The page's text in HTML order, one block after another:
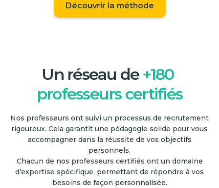
Découvrir la méthode
Un réseau de +180
professeurs certifiés
Nos professeurs ont suivi un processus de recrutement
rigoureux. Cela garantit une pédagogie solide pour vous
accompagner dans la réussite de vos objectifs
personnels.
Chacun de nos professeurs certifiés ont un domaine
d’expertise spécifique, permettant de répondre à vos
besoins de façon personnalisée.